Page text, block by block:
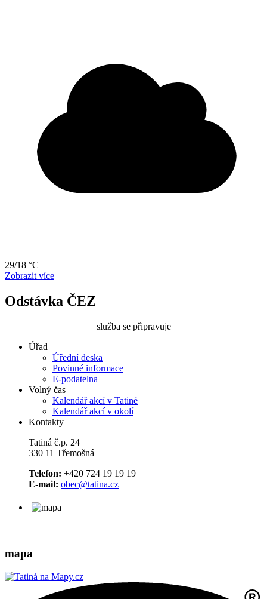
29/18 °C
Zobrazit více
Odstávka ČEZ
služba se připravuje
Úřad
Úřední deska
Povinné informace
E-podatelna
Volný čas
Kalendář akcí v Tatiné
Kalendář akcí v okolí
Kontakty
Tatiná č.p. 24
330 11 Třemošná
Telefon: +420 724 19 19 19
E-mail: obec@tatina.cz
mapa